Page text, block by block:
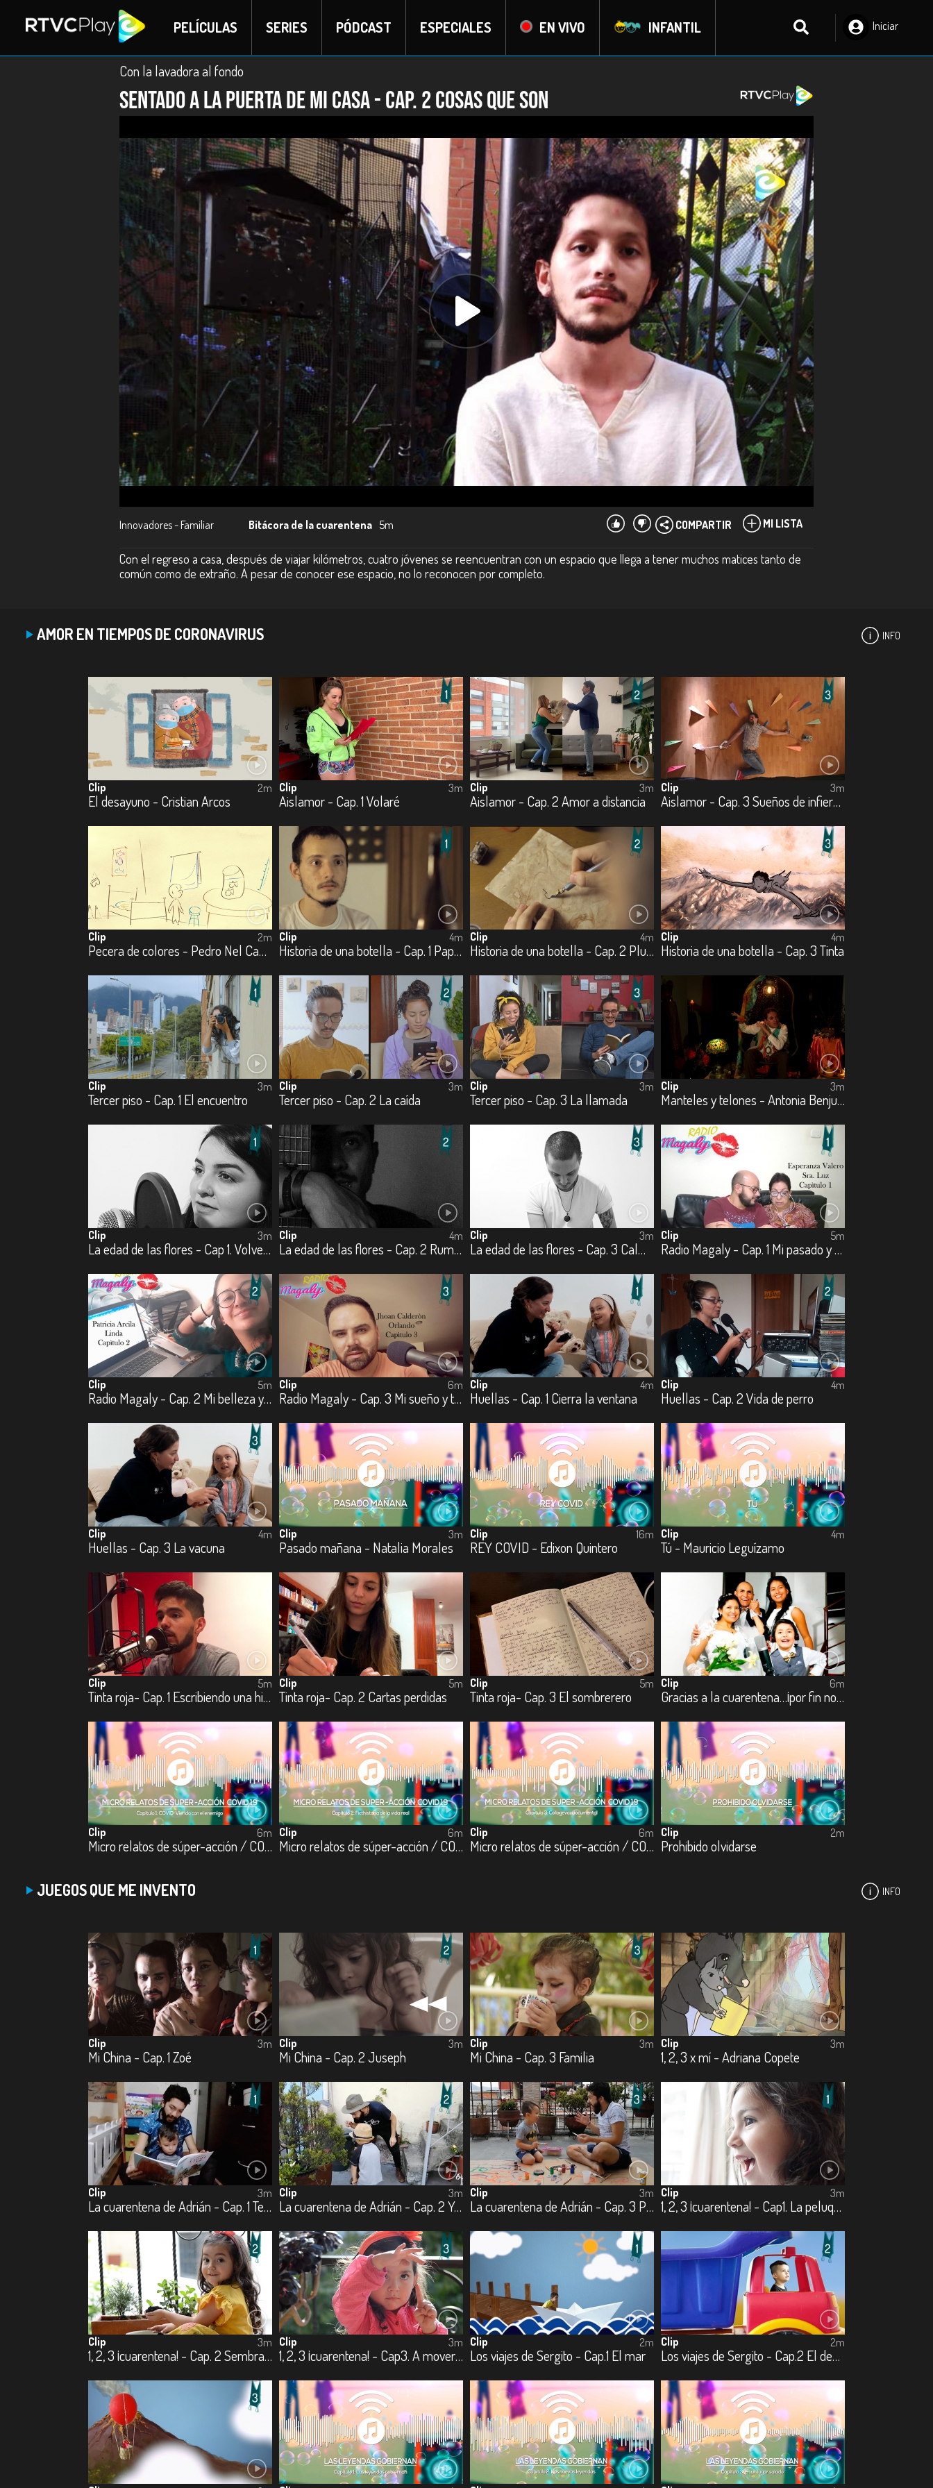
PELÍCULAS SERIES PÓDCAST ESPECIALES EN VIVO INFANTIL
Iniciar
Con la lavadora al fondo
Sentado a la puerta de mi casa - Cap. 2 Cosas que son
Innovadores - Familiar Bitácora de la cuarentena 5m MI LISTA
COMPARTIR
Con el regreso a casa, después de viajar kilómetros, cuatro jóvenes se reencuentran con un espacio que llega a tener muchos matices tanto de
común como de extraño. A pesar de conocer ese espacio, no lo reconocen por completo.
AMOR EN TIEMPOS DE CORONAVIRUS INFO
Clip
El desayuno - Cristian Arcos
2m Clip
Aislamor - Cap. 1 Volaré
3m Clip
Aislamor - Cap. 2 Amor a distancia
3m Clip
Aislamor - Cap. 3 Sueños de infierno
3m
Clip
Pecera de colores - Pedro Nel Cabrera
2m Clip
Historia de una botella - Cap. 1 Papel
4m Clip
Historia de una botella - Cap. 2 Pluma
4m Clip
Historia de una botella - Cap. 3 Tinta
4m
Clip
Tercer piso - Cap. 1 El encuentro
3m Clip
Tercer piso - Cap. 2 La caída
3m Clip
Tercer piso - Cap. 3 La llamada
3m Clip
Manteles y telones - Antonia Benjumea – Carlos Ernesto Benjumea
3m
Clip
La edad de las flores - Cap 1. Volver a creer
3m Clip
La edad de las flores - Cap. 2 Rumbo
4m Clip
La edad de las flores - Cap. 3 Calma
3m Clip
Radio Magaly - Cap. 1 Mi pasado y tu presente
5m
Clip
Radio Magaly - Cap. 2 Mi belleza y tu belleza
5m Clip
Radio Magaly - Cap. 3 Mi sueño y tu pasión
6m Clip
Huellas - Cap. 1 Cierra la ventana
4m Clip
Huellas - Cap. 2 Vida de perro
4m
Clip
Huellas - Cap. 3 La vacuna
4m Clip
Pasado mañana - Natalia Morales
3m Clip
REY COVID - Edixon Quintero
16m Clip
Tú - Mauricio Leguízamo
4m
Clip
Tinta roja- Cap. 1 Escribiendo una historia
5m Clip
Tinta roja- Cap. 2 Cartas perdidas
5m Clip
Tinta roja- Cap. 3 El sombrerero
5m Clip
Gracias a la cuarentena…¡por fin nos casamos!
6m
Clip
Micro relatos de súper-acción / COVID – 19 - Cap 1. Covid-viendo con el enemigo
6m Clip
Micro relatos de súper-acción / COVID – 19 - Cap. 2 Ficthistoria de la vida real
6m Clip
Micro relatos de súper-acción / COVID – 19 - Cap. 3 Collagevoz documental
6m Clip
Prohibido olvidarse
2m
JUEGOS QUE ME INVENTO INFO
Clip
Mi China - Cap. 1 Zoé
3m Clip
Mi China - Cap. 2 Juseph
3m Clip
Mi China - Cap. 3 Familia
3m Clip
1, 2, 3 x mí - Adriana Copete
3m
Clip
La cuarentena de Adrián - Cap. 1 Te cuido, me cuido
3m Clip
La cuarentena de Adrián - Cap. 2 Yo quiero ser
3m Clip
La cuarentena de Adrián - Cap. 3 Pinto, corto, pego
3m Clip
1, 2, 3 ¡cuarentena! - Cap1. La peluquería
3m
Clip
1, 2, 3 ¡cuarentena! - Cap. 2 Sembrando con papá
3m Clip
1, 2, 3 ¡cuarentena! - Cap3. A mover el esqueleto
3m Clip
Los viajes de Sergito - Cap.1 El mar
2m Clip
Los viajes de Sergito - Cap.2 El desierto
2m